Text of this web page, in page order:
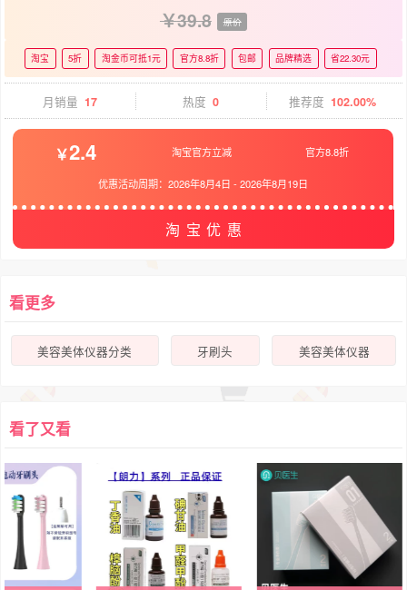
39.8 原价
淘宝 5折 淘金币可抵1元 官方8.8折 包邮 品牌精选 省22.30元
月销量 17 热度 0 推荐度 102.00%
2.4 淘宝官方立减 官方8.8折
优惠活动周期：2026年8月4日 -2026年8月19日
淘宝优惠
看更多
美容美体仪器分类 牙刷头 美容美体仪器
看了又看